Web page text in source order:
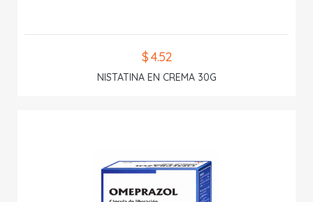
$ 4.52
NISTATINA EN CREMA 30G